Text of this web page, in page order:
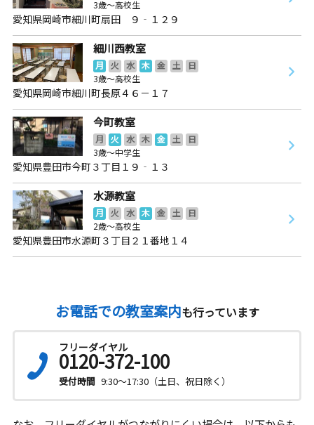
3歳～高校生
愛知県岡崎市細川町扇田 ９‐１２９
細川西教室
月 火 水 木 金 土
日
3歳～高校生
愛知県岡崎市細川町長原４６－１７
今町教室
月 火 水 木 金 土
日
3歳～中学生
愛知県豊田市今町３丁目１９‐１３
水源教室
月 火 水 木 金 土
日
2歳～高校生
愛知県豊田市水源町３丁目２１番地１４
お電話での教室案内も行っています
フリーダイヤル
0120-372-100
受付時間 9:30～17:30（土日、祝日除く）